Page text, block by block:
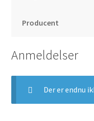
Producent
Anmeldelser
Der er endnu